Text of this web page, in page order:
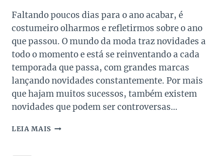
Faltando poucos dias para o ano acabar, é
costumeiro olharmos e refletirmos sobre o ano
que passou. O mundo da moda traz novidades a
todo o momento e está se reinventando a cada
temporada que passa, com grandes marcas
lançando novidades constantemente. Por mais
que hajam muitos sucessos, também existem
novidades que podem ser controversas…
LEIA MAIS 5